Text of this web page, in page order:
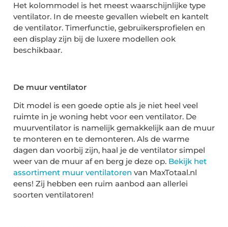
Het kolommodel is het meest waarschijnlijke type
ventilator. In de meeste gevallen wiebelt en kantelt
de ventilator. Timerfunctie, gebruikersprofielen en
een display zijn bij de luxere modellen ook
beschikbaar.
De muur ventilator
Dit model is een goede optie als je niet heel veel
ruimte in je woning hebt voor een ventilator. De
muurventilator is namelijk gemakkelijk aan de muur
te monteren en te demonteren. Als de warme
dagen dan voorbij zijn, haal je de ventilator simpel
weer van de muur af en berg je deze op. Bekijk het
assortiment muur ventilatoren van MaxTotaal.nl
eens! Zij hebben een ruim aanbod aan allerlei
soorten ventilatoren!